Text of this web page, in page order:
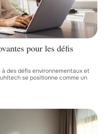
pour les défis
des défis environnementaux et
se positionne comme un